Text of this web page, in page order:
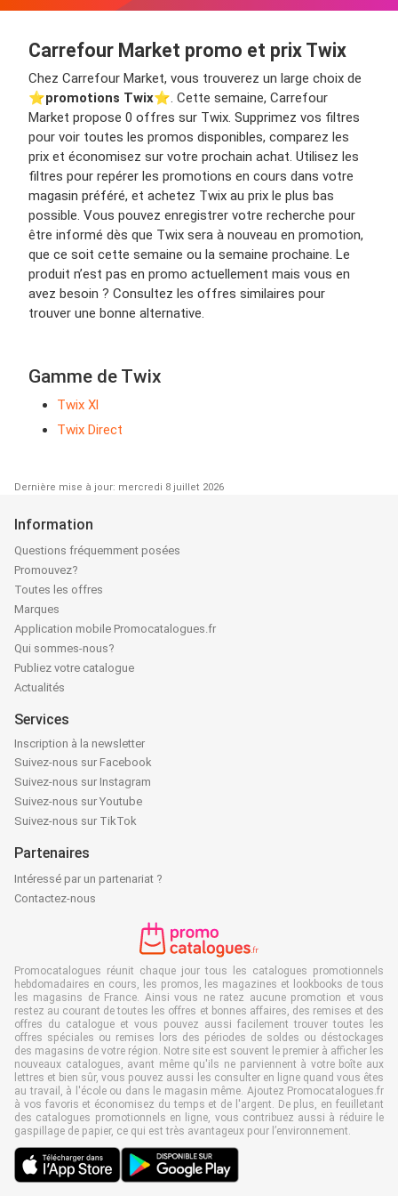
Carrefour Market promo et prix Twix
Chez Carrefour Market, vous trouverez un large choix de
⭐️promotions Twix⭐️. Cette semaine, Carrefour
Market propose 0 offres sur Twix. Supprimez vos filtres
pour voir toutes les promos disponibles, comparez les
prix et économisez sur votre prochain achat. Utilisez les
filtres pour repérer les promotions en cours dans votre
magasin préféré, et achetez Twix au prix le plus bas
possible. Vous pouvez enregistrer votre recherche pour
être informé dès que Twix sera à nouveau en promotion,
que ce soit cette semaine ou la semaine prochaine. Le
produit n’est pas en promo actuellement mais vous en
avez besoin ? Consultez les offres similaires pour
trouver une bonne alternative.
Gamme de Twix
Twix Xl
Twix Direct
Dernière mise à jour: mercredi 8 juillet 2026
Information
Questions fréquemment posées
Promouvez?
Toutes les offres
Marques
Application mobile Promocatalogues.fr
Qui sommes-nous?
Publiez votre catalogue
Actualités
Services
Inscription à la newsletter
Suivez-nous sur Facebook
Suivez-nous sur Instagram
Suivez-nous sur Youtube
Suivez-nous sur TikTok
Partenaires
Intéressé par un partenariat ?
Contactez-nous
Promocatalogues réunit chaque jour tous les catalogues promotionnels
hebdomadaires en cours, les promos, les magazines et lookbooks de tous
les magasins de France. Ainsi vous ne ratez aucune promotion et vous
restez au courant de toutes les offres et bonnes affaires, des remises et des
offres du catalogue et vous pouvez aussi facilement trouver toutes les
offres spéciales ou remises lors des périodes de soldes ou déstockages
des magasins de votre région. Notre site est souvent le premier à afficher les
nouveaux catalogues, avant même qu'ils ne parviennent à votre boîte aux
lettres et bien sûr, vous pouvez aussi les consulter en ligne quand vous êtes
au travail, à l'école ou dans le magasin même. Ajoutez Promocatalogues.fr
à vos favoris et économisez du temps et de l'argent. De plus, en feuilletant
des catalogues promotionnels en ligne, vous contribuez aussi à réduire le
gaspillage de papier, ce qui est très avantageux pour l’environnement.